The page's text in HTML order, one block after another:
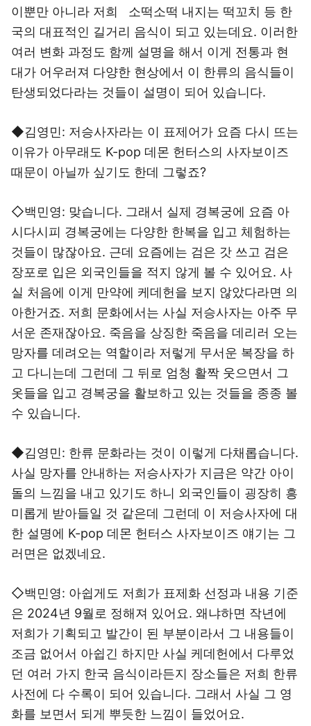
이뿐만 아니라 저희 소떡소떡 내지는 떡꼬치 등 한
국의 대표적인 길거리 음식이 되고 있는데요. 이러한
여러 변화 과정도 함께 설명을 해서 이게 전통과 현
대가 어우러져 다양한 현상에서 이 한류의 음식들이
탄생되었다라는 것들이 설명이 되어 있습니다.
◆김영민: 저승사자라는 이 표제어가 요즘 다시 뜨는
이유가 아무래도 K-pop 데몬 헌터스의 사자보이즈
때문이 아닐까 싶기도 한데 그렇죠?
◇백민영: 맞습니다. 그래서 실제 경복궁에 요즘 아
시다시피 경복궁에는 다양한 한복을 입고 체험하는
것들이 많잖아요. 근데 요즘에는 검은 갓 쓰고 검은
장포로 입은 외국인들을 적지 않게 볼 수 있어요. 사
실 처음에 이게 만약에 케데헌을 보지 않았다라면 의
아한거죠. 저희 문화에서는 사실 저승사자는 아주 무
서운 존재잖아요. 죽음을 상징한 죽음을 데리러 오는
망자를 데려오는 역할이라 저렇게 무서운 복장을 하
고 다니는데 그런데 그 뒤로 엄청 활짝 웃으면서 그
옷들을 입고 경복궁을 활보하고 있는 것들을 종종 볼
수 있습니다.
◆김영민: 한류 문화라는 것이 이렇게 다채롭습니다.
사실 망자를 안내하는 저승사자가 지금은 약간 아이
돌의 느낌을 내고 있기도 하니 외국인들이 굉장히 흥
미롭게 받아들일 것 같은데 그런데 이 저승사자에 대
한 설명에 K-pop 데몬 헌터스 사자보이즈 얘기는 그
러면은 없겠네요.
◇백민영: 아쉽게도 저희가 표제화 선정과 내용 기준
은 2024년 9월로 정해져 있어요. 왜냐하면 작년에
저희가 기획되고 발간이 된 부분이라서 그 내용들이
조금 없어서 아쉽긴 하지만 사실 케데헌에서 다루었
던 여러 가지 한국 음식이라든지 장소들은 저희 한류
사전에 다 수록이 되어 있습니다. 그래서 사실 그 영
화를 보면서 되게 뿌듯한 느낌이 들었어요.